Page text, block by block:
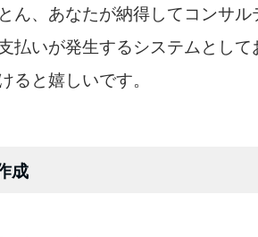
ん、あなたが納得してコンサ
払いが発生するシステムとし
ると嬉しいです。
成